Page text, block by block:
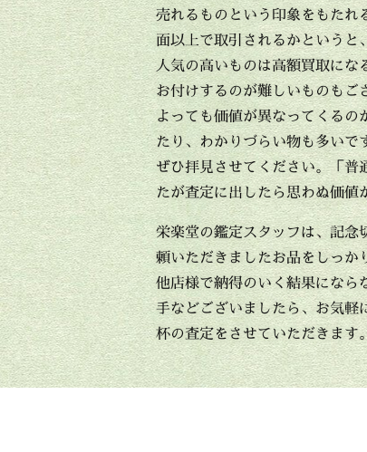
売れるものという印象をもたれ
面以上で取引されるかという
人気の高いものは高額買取にな
お付けするのが難しいものも
よっても価値が異なってくるの
たり、わかりづらい物も多い
ぜひ拝見させてください。「
たが査定に出したら思わぬ価
栄楽堂の鑑定スタッフは、記念
頼いただきましたお品をしっか
他店様で納得のいく結果になら
手などございましたら、お気軽
杯の査定をさせていただきます